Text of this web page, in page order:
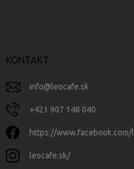
KONTAKT
info@leocafe.sk
+421 907 148 040
https://
leocafe.sk/